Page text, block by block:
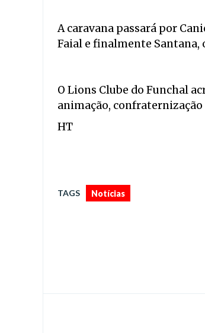
A caravana passará por
Faial e finalmente Santana,
O Lions Clube do Funchal
animação,
HT
TAGS Notícias